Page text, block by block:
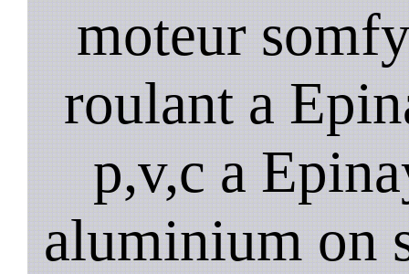
moteur
roulant a
p,v,c a
aluminium on